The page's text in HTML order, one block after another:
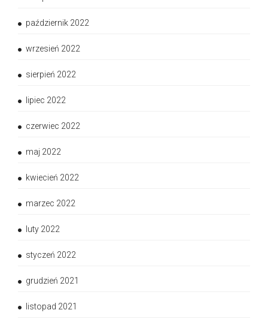
październik 2022
wrzesień 2022
sierpień 2022
lipiec 2022
czerwiec 2022
maj 2022
kwiecień 2022
marzec 2022
luty 2022
styczeń 2022
grudzień 2021
listopad 2021